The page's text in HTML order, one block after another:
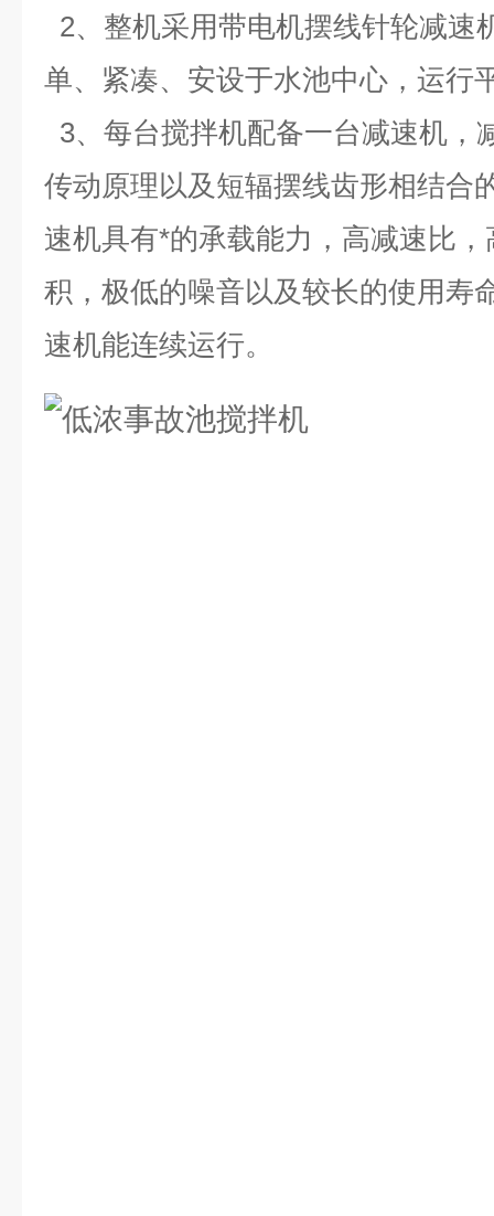
2、整机采用带电机摆线针轮减速
单、紧凑、安设于水池中心，运行
3、每台搅拌机配备一台减速机，
传动原理以及短辐摆线齿形相结合
速机具有*的承载能力，高减速比
积，极低的噪音以及较长的使用寿
速机能连续运行。